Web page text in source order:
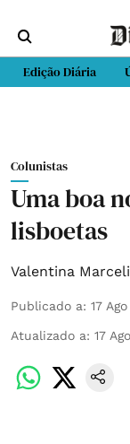
Edição Diária
Colunistas
Uma boa
lisboetas
Valentina
Publicado a: 17
Atualizado a: 17